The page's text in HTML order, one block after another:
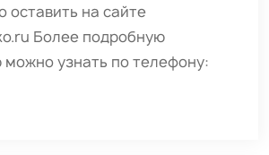
оставить на сайте
Более подробную
узнать по телефону: